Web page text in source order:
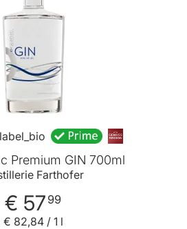
Premium GIN 700ml
Farthofer
€ 57 99
€ 82,84/ 1 l